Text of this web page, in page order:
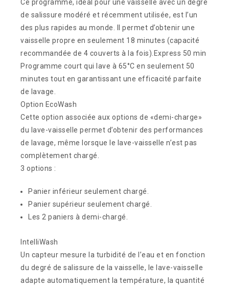
Ce programme, idéal pour une vaisselle avec un degré
de salissure modéré et récemment utilisée, est l’un
des plus rapides au monde. Il permet d’obtenir une
vaisselle propre en seulement 18 minutes (capacité
recommandée de 4 couverts à la fois). Express 50 min
Programme court qui lave à 65°C en seulement 50
minutes tout en garantissant une efficacité parfaite
de lavage.
Option EcoWash
Cette option associée aux options de «demi-charge»
du lave-vaisselle permet d’obtenir des performances
de lavage, même lorsque le lave-vaisselle n’est pas
complètement chargé.
3 options :
Panier inférieur seulement chargé.
Panier supérieur seulement chargé.
Les 2 paniers à demi-chargé.
IntelliWash
Un capteur mesure la turbidité de l’eau et en fonction
du degré de salissure de la vaisselle, le lave-vaisselle
adapte automatiquement la température, la quantité